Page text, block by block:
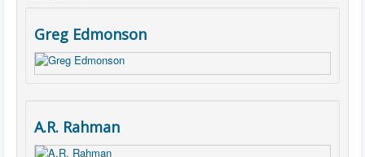
Greg Edmonson
A.R. Rahman